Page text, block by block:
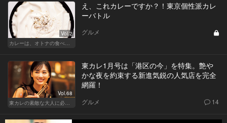
Vol.2
カレーは、オトナの食べ物です。
え、これカレーですか？！東京個性派カレ
ーバトル
グルメ
Vol.68
東カレの素敵な大人に必要なこと
東カレ1月号は「港区の今」を特集。艶や
かな夜を約束する新進気鋭の人気店を完全
網羅！
グルメ 14